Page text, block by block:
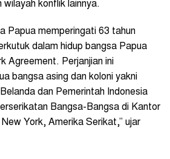
wilayah konflik lainnya.
Papua memperingati 63 tahun
dalam hidup bangsa Papua
Agreement. Perjanjian ini
bangsa asing dan koloni yakni
dan Pemerintah Indonesia
Bangsa-Bangsa di Kantor
York, Amerika Serikat,” ujar